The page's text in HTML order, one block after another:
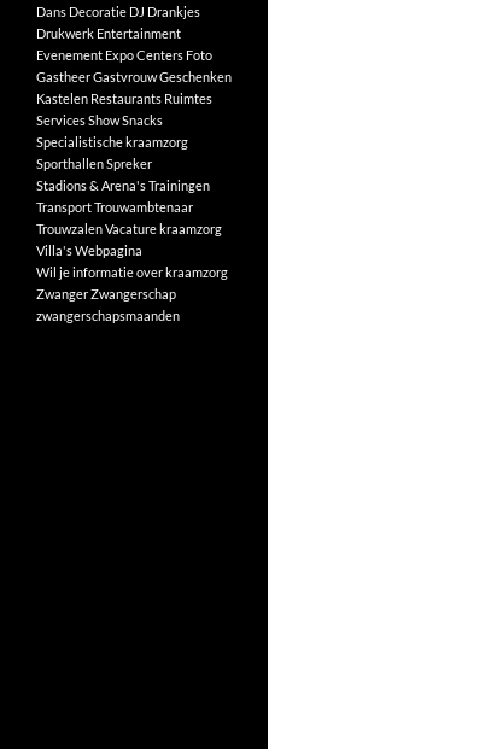
Dans Decoratie DJ Drankjes
Drukwerk Entertainment
Evenement Expo Centers Foto
GastheerGastvrouwGeschenken
Kastelen Restaurants Ruimtes
ServicesShowSnacks
Specialistische kraamzorg
SporthallenSpreker
Stadions & Arena'sTrainingen
TransportTrouwambtenaar
TrouwzalenVacature kraamzorg
Villa'sWebpagina
Wil je informatie over kraamzorg
ZwangerZwangerschap
zwangerschapsmaanden